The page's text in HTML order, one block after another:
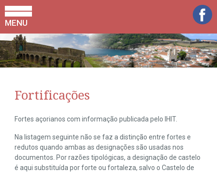
MENU
Fortificações
Fortes açorianos com informação publicada pelo IHIT.
Na listagem seguinte não se faz a distinção entre fortes e
redutos quando ambas as designações são usadas nos
documentos. Por razões tipológicas, a designação de castelo
é aqui substituída por forte ou fortaleza, salvo o Castelo de